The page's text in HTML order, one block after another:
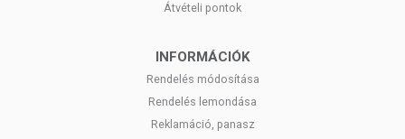
Átvételi pontok
INFORMÁCIÓK
Rendelés módosítása
Rendelés lemondása
Reklamáció, panasz